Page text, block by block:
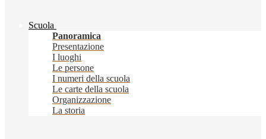
Scuola
Panoramica
Presentazione
I luoghi
Le persone
I numeri della scuola
Le carte della scuola
Organizzazione
La storia